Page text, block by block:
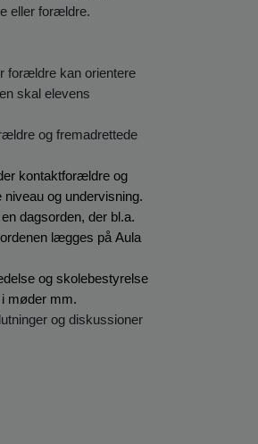
eller forældre.
forældre kan orientere
skal elevens
og fremadrettede
kontaktforældre og
og undervisning.
dagsorden, der bl.a.
lægges på Aula
og skolebestyrelse
møder mm.
og diskussioner